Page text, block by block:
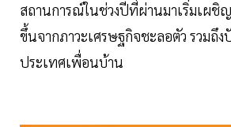
สถานการณ์ในช่วงปีที่ผ่านมาเริ่มเผชิ
ขึ้นจากภาวะเศรษฐกิจชะลอตัว รวมถึ
ประเทศเพื่อนบ้าน